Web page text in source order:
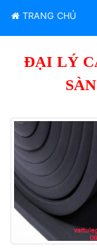
TRANG CHỦ
HIỆU
ĐẠI LÝ